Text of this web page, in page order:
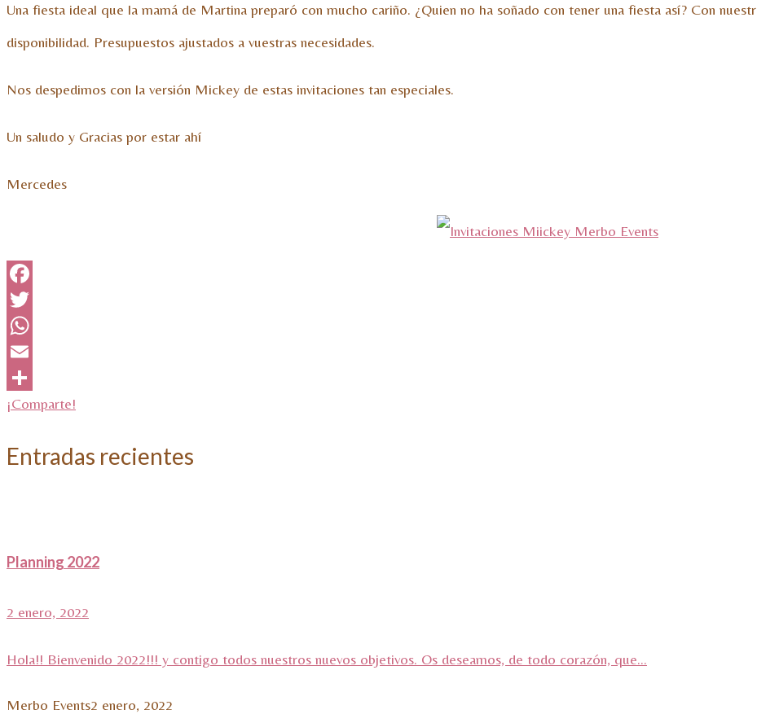
Una fiesta ideal que la mamá de Martina preparó con mucho cariño. ¿Quien no ha soñado con tener una fiesta así? Con
disponibilidad. Presupuestos ajustados a vuestras necesidades.
Nos despedimos con la versión Mickey de estas invitaciones tan especiales.
Un saludo y Gracias por estar ahí
Mercedes
Facebook
Twitter
WhatsApp
Email
¡Comparte!
Entradas recientes
Planning 2022
2 enero, 2022
Hola!! Bienvenido 2022!!! y contigo todos nuestros nuevos objetivos. Os deseamos, de todo corazón, que...
Merbo Events2 enero, 2022